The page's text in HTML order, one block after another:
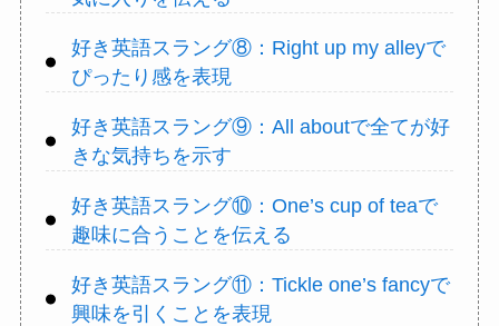
好き英語スラング⑧：Right up my alleyで
ぴったり感を表現
好き英語スラング⑨：All aboutで全てが好
きな気持ちを示す
好き英語スラング⑩：One’s cup of teaで
趣味に合うことを伝える
好き英語スラング⑪：Tickle one’s fancyで
興味を引くことを表現